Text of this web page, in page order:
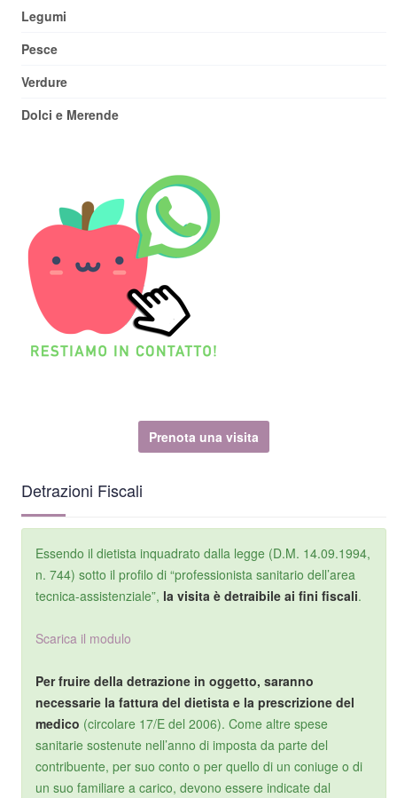
Legumi
Pesce
Verdure
Dolci e Merende
Prenota una visita
Detrazioni Fiscali
Essendo il dietista inquadrato dalla legge (D.M. 14.09.1994,
n. 744) sotto il profilo di “professionista sanitario dell’area
tecnica-assistenziale”, la visita è detraibile ai fini fiscali.
Scarica il modulo
Per fruire della detrazione in oggetto, saranno
necessarie la fattura del dietista e la prescrizione del
medico (circolare 17/E del 2006). Come altre spese
sanitarie sostenute nell’anno di imposta da parte del
contribuente, per suo conto o per quello di un coniuge o di
un suo familiare a carico, devono essere indicate dal